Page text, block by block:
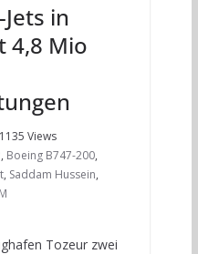
in
4,8 Mio
Views
, Boeing B747-200,
, Saddam Hussein,
Tozeur zwei